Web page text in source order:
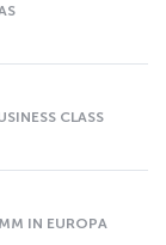
CLASS
IN EUROPA